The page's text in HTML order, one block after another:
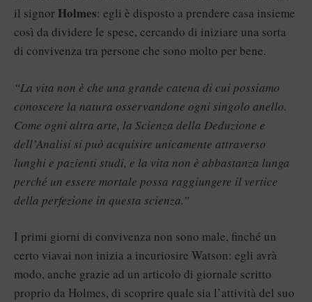
il signor Holmes: egli è disposto a prendere casa insieme
così da dividere le spese, cercando di iniziare una sorta
di convivenza tra persone che sono molto per bene.
“La vita non è che una grande catena di cui possiamo
conoscere la natura osservandone ogni singolo anello.
Come ogni altra arte, la Scienza della Deduzione e
dell’Analisi si può acquisire unicamente attraverso
lunghi e pazienti studi, e la vita non è abbastanza lunga
perché un essere mortale possa raggiungere il vertice
della perfezione in questa scienza.”
I primi giorni di convivenza non sono male, finché un
certo viavai non inizia a incuriosire Watson: egli avrà
modo, anche grazie ad un articolo di giornale scritto
proprio da Holmes, di scoprire quale sia l’attività del suo